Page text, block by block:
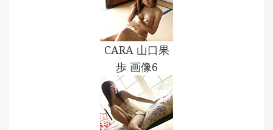
CARA 山口果
歩 画像6